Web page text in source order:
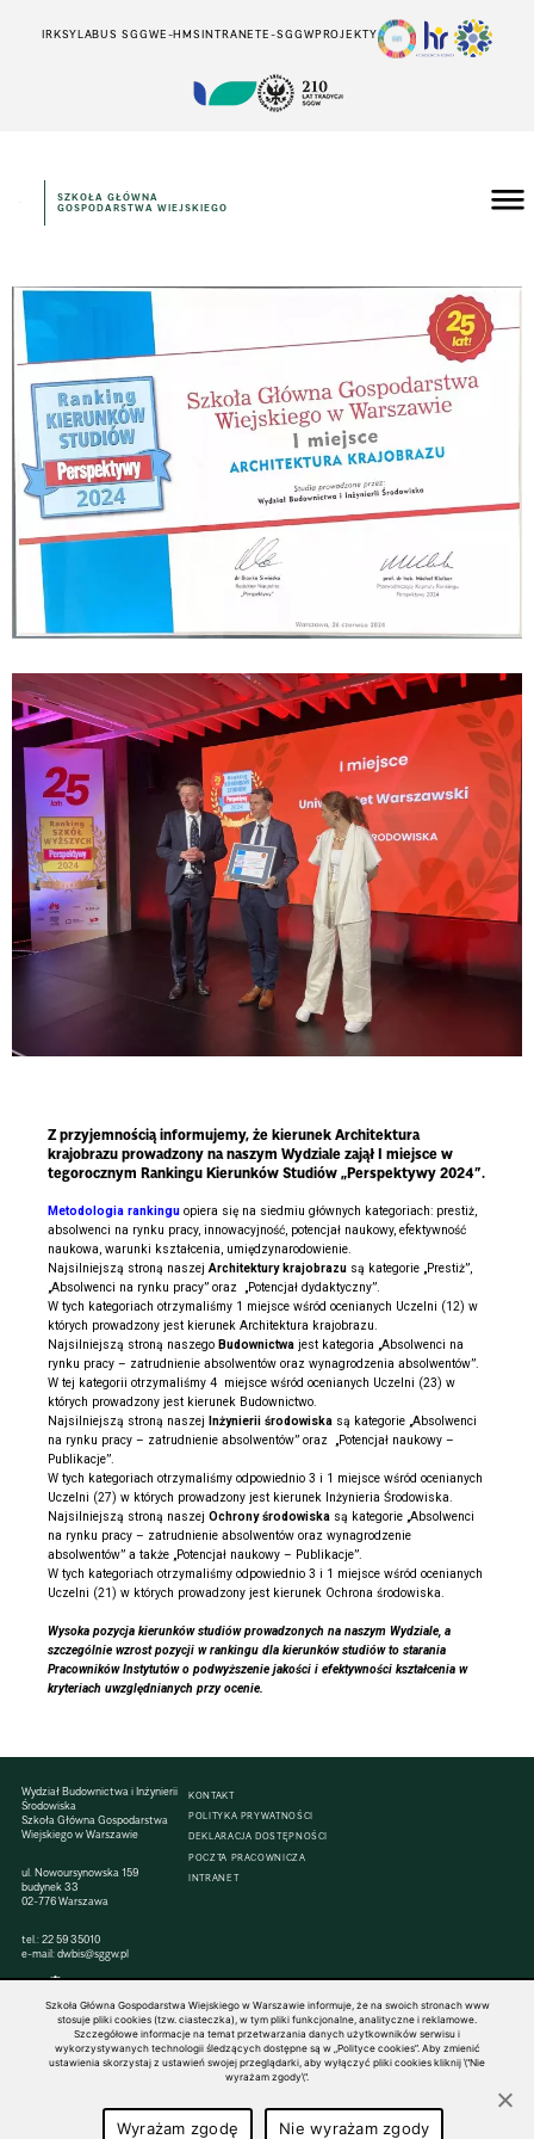
IRKSYLABUS SGGWE-HMSINTRANETE-SGGWPROJEKTY
SZKOŁA GŁÓWNA
GOSPODARSTWA WIEJSKIEGO
Z przyjemnością informujemy, że kierunek Architektura
krajobrazu prowadzony na naszym Wydziale zajął I miejsce w
tegorocznym Rankingu Kierunków Studiów „Perspektywy 2024”.
Metodologia rankingu opiera się na siedmiu głównych kategoriach: prestiż,
absolwenci na rynku pracy, innowacyjność, potencjał naukowy, efektywność
naukowa, warunki kształcenia, umiędzynarodowienie.
Najsilniejszą stroną naszejArchitektury krajobrazu są kategorie „Prestiż”,
„Absolwenci na rynku pracy” oraz „Potencjał dydaktyczny”.
W tych kategoriach otrzymaliśmy 1 miejsce wśród ocenianych Uczelni (12) w
których prowadzony jest kierunek Architektura krajobrazu.
Najsilniejszą stroną naszego Budownictwa jest kategoria „Absolwenci na
rynku pracy – zatrudnienie absolwentów oraz wynagrodzenia absolwentów”.
W tej kategorii otrzymaliśmy 4 miejsce wśród ocenianych Uczelni (23) w
których prowadzony jest kierunek Budownictwo.
Najsilniejszą stroną naszej Inżynierii środowiska są kategorie „Absolwenci
na rynku pracy – zatrudnienie absolwentów” oraz „Potencjał naukowy –
Publikacje”.
W tych kategoriach otrzymaliśmy odpowiednio 3 i 1 miejsce wśród ocenianych
Uczelni (27) w których prowadzony jest kierunek Inżynieria Środowiska.
Najsilniejszą stroną naszej Ochrony środowiska są kategorie „Absolwenci
na rynku pracy – zatrudnienie absolwentów oraz wynagrodzenie
absolwentów” a także „Potencjał naukowy – Publikacje”.
W tych kategoriach otrzymaliśmy odpowiednio 3 i 1 miejsce wśród ocenianych
Uczelni (21) w których prowadzony jest kierunek Ochrona środowiska.
Wysoka pozycja kierunków studiów prowadzonych na naszym Wydziale, a
szczególnie wzrost pozycji w rankingu dla kierunków studiów to starania
Pracowników Instytutów o podwyższenie jakości i efektywności kształcenia w
kryteriach uwzględnianych przy ocenie.
Wydział Budownictwa i Inżynierii
Środowiska
Szkoła Główna Gospodarstwa
Wiejskiego w Warszawie
ul. Nowoursynowska 159
budynek 33
02-776 Warszawa
tel.:22 59 35010
e-mail:dwbis@sggw.pl
KONTAKT
POLITYKA PRYWATNOŚCI
DEKLARACJA DOSTĘPNOŚCI
POCZTA PRACOWNICZA
INTRANET
© 1816–2026 SGGW — ALL RIGHTS RESERVED
Szkoła Główna Gospodarstwa Wiejskiego w Warszawie informuje, że na swoich stronach www
stosuje pliki cookies (tzw. ciasteczka), w tym pliki funkcjonalne, analityczne i reklamowe.
Szczegółowe informacje na temat przetwarzania danych użytkowników serwisu i
wykorzystywanych technologii śledzących dostępne są w „Polityce cookies”. Aby zmienić
ustawienia skorzystaj z ustawień swojej przeglądarki, aby wyłączyć pliki cookies kliknij \"Nie
wyrażam zgody\".
Wyrażam zgodę Nie wyrażam zgody